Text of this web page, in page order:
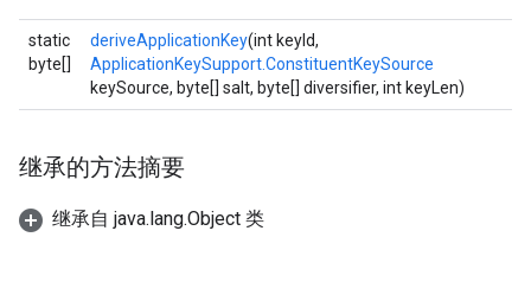
static
byte[]
deriveApplicationKey(int keyId,
ApplicationKeySupport.ConstituentKeySource
keySource, byte[] salt, byte[] diversifier, int keyLen)
继承的方法摘要
继承自 java.lang.Object 类